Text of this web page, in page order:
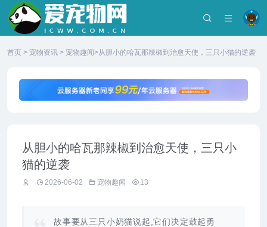
首页 > 宠物资讯 > 宠物趣闻>从胆小的哈瓦那辣椒到治愈天使，三只小猫的逆袭
从胆小的哈瓦那辣椒到治愈天使，三只小
猫的逆袭
2026-06-02 宠物趣闻 13
故事要从三只小奶猫说起,它们决定鼓起勇